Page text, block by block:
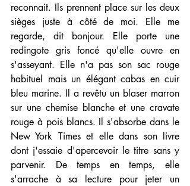
reconnait. Ils prennent place sur les deux
sièges juste à côté de moi. Elle me
regarde, dit bonjour. Elle porte une
redingote gris foncé qu'elle ouvre en
s'asseyant. Elle n'a pas son sac rouge
habituel mais un élégant cabas en cuir
bleu marine. Il a revêtu un blaser marron
sur une chemise blanche et une cravate
rouge à pois blancs. Il s'absorbe dans le
New York Times et elle dans son livre
dont j'essaie d'apercevoir le titre sans y
parvenir. De temps en temps, elle
s'arrache à sa lecture pour jeter un